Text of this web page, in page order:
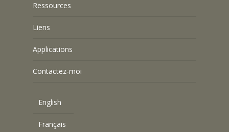
Ressources
Liens
Applications
Contactez-moi
English
Français